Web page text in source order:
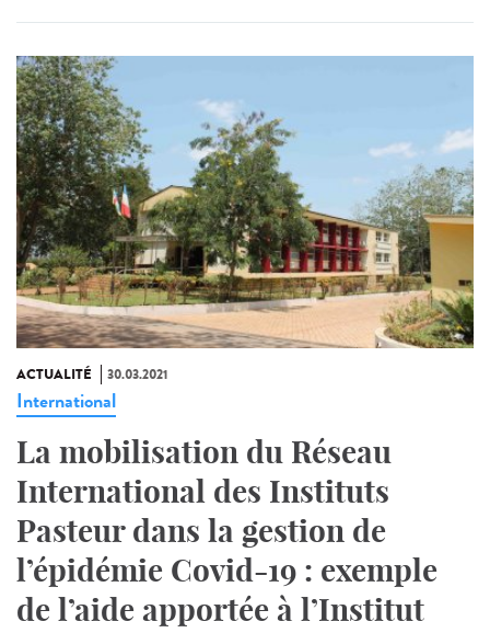
ACTUALITÉ 30.03.2021
International
La mobilisation du Réseau
International des Instituts
Pasteur dans la gestion de
l’épidémie Covid-19 : exemple
de l’aide apportée à l’Institut